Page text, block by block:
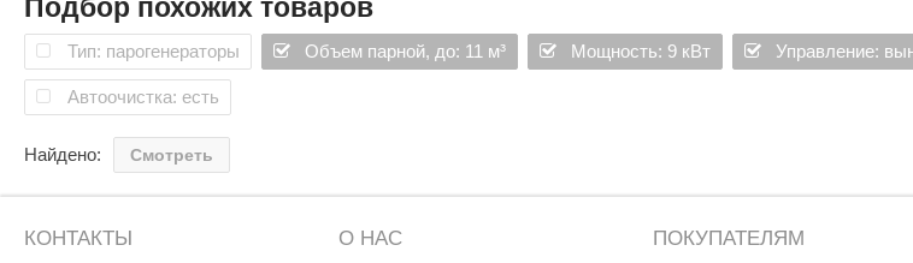
В модели имеется таймер, регулирующий время работы устройства.
Дистанционное управление позволяет не только регулировать работу парогенератора, но и выключать
Мощность: 9 кВт
Объем парной: от 8 до 11 м3
Вес: 17 кг
Подбор похожих товаров
Тип: парогенераторы Объем парной, до: 11 м³ Мощность: 9 кВт Управление:
Автоочистка: есть
Найдено: Смотреть
О НАС ПОКУПАТЕЛЯМ
КОНТАКТЫ